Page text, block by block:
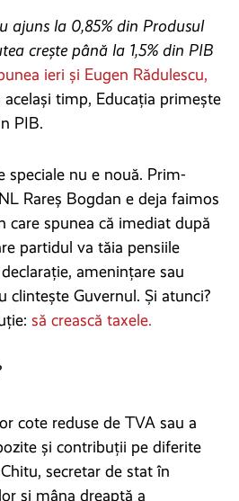
ajuns la 0,85% din Produsul
crește până la 1,5% din PIB
ieri și Eugen Rădulescu,
același timp, Educația primește
PIB.
speciale nu e nouă. Prim-
Rareș Bogdan e deja faimos
care spunea că imediat după
partidul va tăia pensiile
amenințare sau
clintește Guvernul. Și atunci?
să crească taxele.
cote reduse de TVA sau a
și contribuții pe diferite
secretar de stat în
și mâna dreaptă a